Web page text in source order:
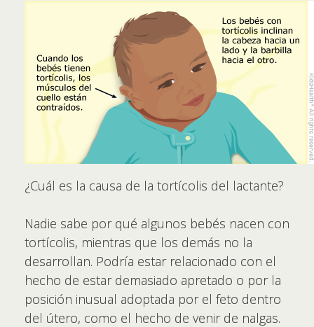
¿Cuál es la causa de la tortícolis del lactante?
Nadie sabe por qué algunos bebés nacen con
tortícolis, mientras que los demás no la
desarrollan. Podría estar relacionado con el
hecho de estar demasiado apretado o por la
posición inusual adoptada por el feto dentro
del útero, como el hecho de venir de nalgas.